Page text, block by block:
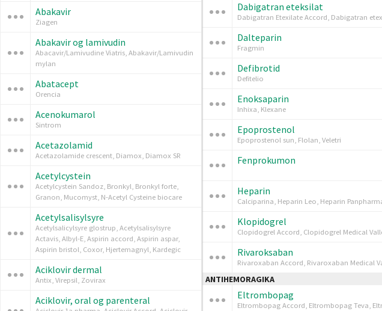
Abakavir
Ziagen
Abakavir og lamivudin
Abacavir/Lamivudine Viatris, Abakavir/Lamivudin
mylan
Abatacept
Orencia
Acenokumarol
Sintrom
Acetazolamid
Acetazolamide crescent, Diamox, Diamox SR
Acetylcystein
Acetylcystein Sandoz, Bronkyl, Bronkyl forte,
Granon, Mucomyst, N-Acetyl Cysteine biocare
Acetylsalisylsyre
Acetylsalicylsyre glostrup, Acetylsalisylsyre
Actavis, Albyl-E, Aspirin accord, Aspirin aspar,
Aspirin bristol, Coxor, Hjertemagnyl, Kardegic
Aciklovir dermal
Antix, Virepsil, Zovirax
Aciklovir, oral og parenteral
Dabigatran eteksilat
Dabigatran Etexilate Accord, Dabigatran
Dalteparin
Fragmin
Defibrotid
Defitelio
Enoksaparin
Inhixa, Klexane
Epoprostenol
Epoprostenol sun, Flolan, Veletri
Fenprokumon
Heparin
Calciparina, Heparin Leo, Heparin
Klopidogrel
Clopidogrel Accord, Clopidogrel Medical
Rivaroksaban
Rivaroxaban Accord, Rivaroxaban Medical
ANTIHEMORAGIKA
Eltrombopag
Eltrombopag Accord, Eltrombopag Teva,